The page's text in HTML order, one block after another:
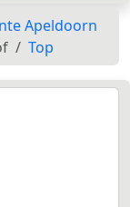
Apeldoorn
Top